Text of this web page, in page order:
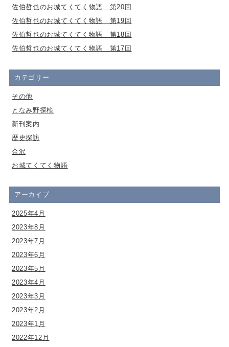
佐伯哲也のお城てくてく物語 第20回
佐伯哲也のお城てくてく物語 第19回
佐伯哲也のお城てくてく物語 第18回
佐伯哲也のお城てくてく物語 第17回
カテゴリー
その他
となみ野探検
新刊案内
歴史探訪
金沢
お城てくてく物語
アーカイブ
2025年4月
2023年8月
2023年7月
2023年6月
2023年5月
2023年4月
2023年3月
2023年2月
2023年1月
2022年12月